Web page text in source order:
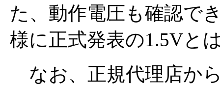
た、動作電圧も確認で
様に正式発表の1.5Vと
なお、正規代理店か